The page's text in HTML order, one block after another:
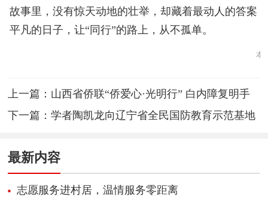
故事里，没有惊天动地的壮举，却藏着最动人的答案
平凡的日子，让“同行”的路上，从不孤单。
本
上一篇： 山西省侨联“侨爱心·光明行” 白内障复明手
术公益捐赠项目持续开展
下一篇：学者陶凯龙向辽宁省全民国防教育示范基地
最新内容
志愿服务进村居，温情服务零距离